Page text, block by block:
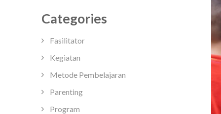
Categories
Fasilitator
Kegiatan
Metode Pembelajaran
Parenting
Program